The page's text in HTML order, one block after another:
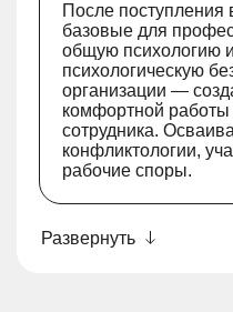
После поступления
базовые для
общую психологию и
психологическую
организации —
комфортной работы
сотрудника.
конфликтологии,
рабочие споры.
Развернуть